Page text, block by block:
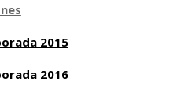
2015
2016